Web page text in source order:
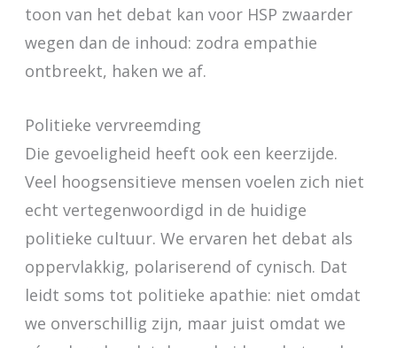
toon van het debat kan voor HSP zwaarder
wegen dan de inhoud: zodra empathie
ontbreekt, haken we af.
Politieke vervreemding
Die gevoeligheid heeft ook een keerzijde.
Veel hoogsensitieve mensen voelen zich niet
echt vertegenwoordigd in de huidige
politieke cultuur. We ervaren het debat als
oppervlakkig, polariserend of cynisch. Dat
leidt soms tot politieke apathie: niet omdat
we onverschillig zijn, maar juist omdat we